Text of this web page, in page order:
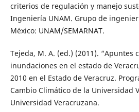
criterios de regulación y manejo
Ingeniería UNAM. Grupo de
México: UNAM/SEMARNAT.
Tejeda, M. A. (ed.) (2011). “Apuntes
inundaciones en el estado de
2010 en el Estado de Veracruz.
Cambio Climático de la Universidad
Universidad Veracruzana.